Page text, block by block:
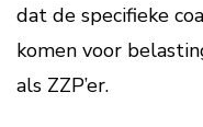
dat de specifieke
komen voor
als ZZP’er.